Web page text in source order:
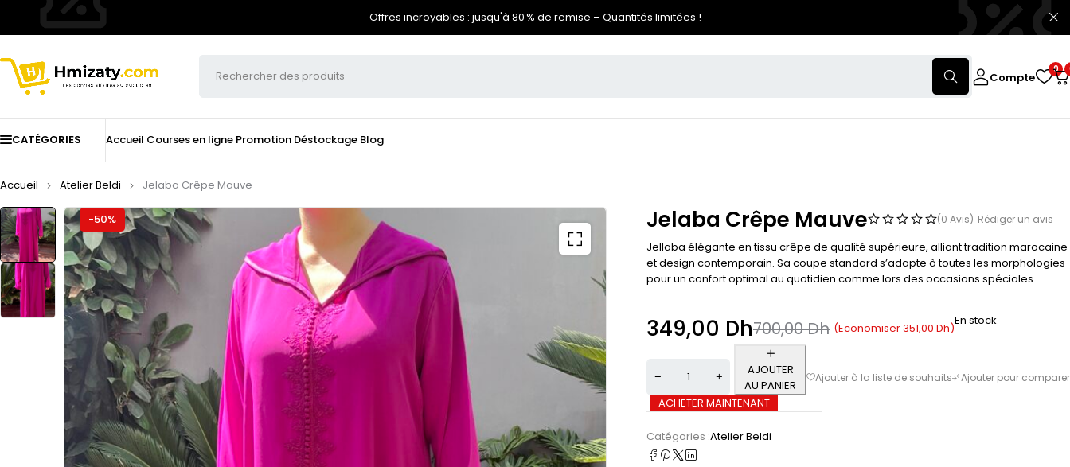
Offres incroyables : jusqu'à 80 % de remise – Quantités limitées !
Compte
0
CATÉGORIES Accueil Courses en ligne Promotion Déstockage Blog
Accueil Atelier Beldi Jelaba Crêpe Mauve
-50% Jelaba Crêpe Mauve (0 Avis) Rédiger un avis
Jellaba élégante en tissu crêpe de qualité supérieure, alliant tradition marocaine
et design contemporain. Sa coupe standard s’adapte à toutes les morphologies
pour un confort optimal au quotidien comme lors des occasions spéciales.
700,00Dh
349,00 Dh (Economiser351,00 Dh)
En stock
AJOUTER
AU PANIER
ACHETER MAINTENANT
Catégories :Atelier Beldi